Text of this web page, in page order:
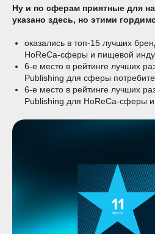
Ну и по сферам приятные для
указано здесь, но этими
оказались в топ-15 лучших
HoReCa-сферы и пищевой
6-е место в рейтинге лучших
Publishing для сферы
6-е место в рейтинге лучших
Publishing для HoReCa-сферы